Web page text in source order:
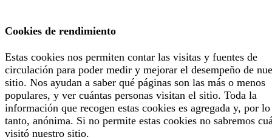
Cookies de rendimiento
Estas cookies nos permiten contar las visitas y fuentes de
circulación para poder medir y mejorar el desempeño de
sitio. Nos ayudan a saber qué páginas son las más o menos
populares, y ver cuántas personas visitan el sitio. Toda la
información que recogen estas cookies es agregada y, por lo
tanto, anónima. Si no permite estas cookies no sabremos
visitó nuestro sitio.